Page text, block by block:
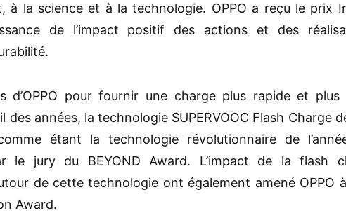
à la science et à la technologie. OPPO a reçu le prix
de l’impact positif des actions et des
d’OPPO pour fournir une charge plus rapide et plus
années, la technologie SUPERVOOC Flash Charge
étant la technologie révolutionnaire de
le jury du BEYOND Award. L’impact de la flash
de cette technologie ont également amené OPPO
Award.